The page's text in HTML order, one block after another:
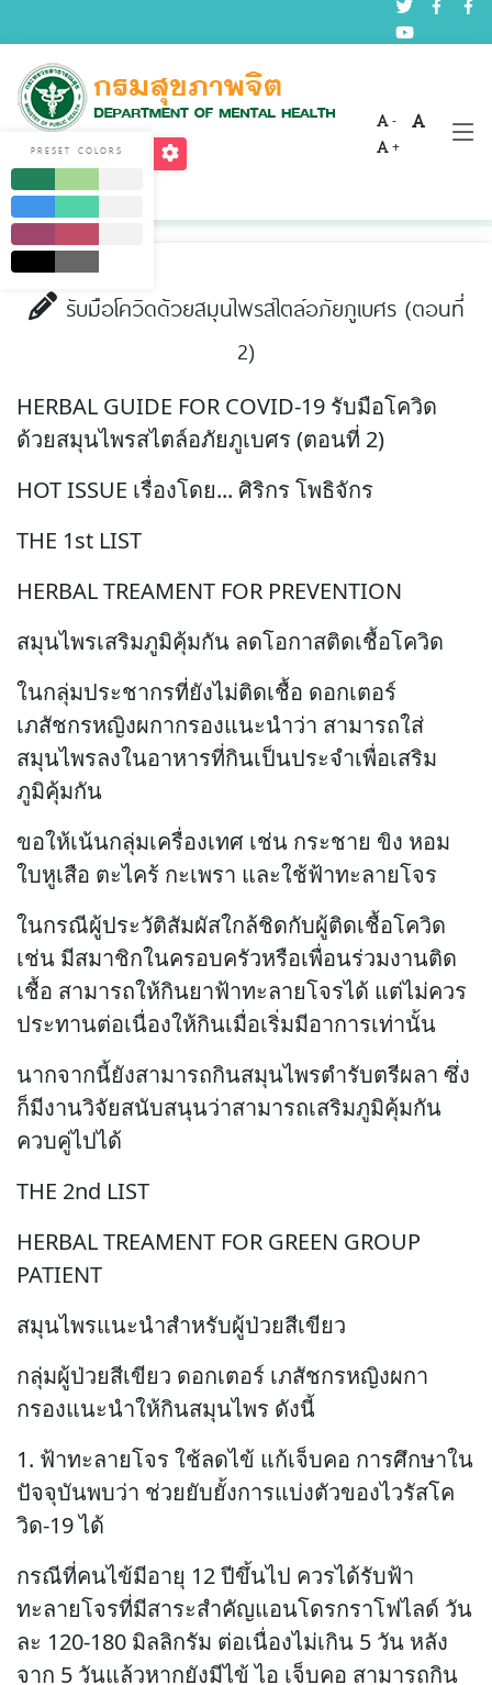
-
+
บทความด้านสุขภาพจิต
Home บริการ
รับมือโควิดด้วยสมุนไพรสไตล์อภัยภูเบศร (ตอนที่
2)
HERBAL GUIDE FOR COVID-19 รับมือโควิด
ด้วยสมุนไพรสไตล์อภัยภูเบศร (ตอนที่ 2)
HOT ISSUE เรื่องโดย... ศิริกร โพธิจักร
THE 1st LIST
HERBAL TREAMENT FOR PREVENTION
สมุนไพรเสริมภูมิคุ้มกัน ลดโอกาสติดเชื้อโควิด
ในกลุ่มประชากรที่ยังไม่ติดเชื้อ ดอกเตอร์
เภสัชกรหญิงผกากรองแนะนำว่า สามารถใส่
สมุนไพรลงในอาหารที่กินเป็นประจำเพื่อเสริม
ภูมิคุ้มกัน
ขอให้เน้นกลุ่มเครื่องเทศ เช่น กระชาย ขิง หอม
ใบหูเสือ ตะไคร้ กะเพรา และใช้ฟ้าทะลายโจร
ในกรณีผู้ประวัติสัมผัสใกล้ชิดกับผู้ติดเชื้อโควิด
เช่น มีสมาชิกในครอบครัวหรือเพื่อนร่วมงานติด
เชื้อ สามารถให้กินยาฟ้าทะลายโจรได้ แต่ไม่ควร
ประทานต่อเนื่องให้กินเมื่อเริ่มมีอาการเท่านั้น
นากจากนี้ยังสามารถกินสมุนไพรตำรับตรีผลา ซึ่ง
ก็มีงานวิจัยสนับสนุนว่าสามารถเสริมภูมิคุ้มกัน
ควบคู่ไปได้
THE 2nd LIST
HERBAL TREAMENT FOR GREEN GROUP
PATIENT
สมุนไพรแนะนำสำหรับผู้ป่วยสีเขียว
กลุ่มผู้ป่วยสีเขียว ดอกเตอร์ เภสัชกรหญิงผกา
กรองแนะนำให้กินสมุนไพร ดังนี้
1. ฟ้าทะลายโจร ใช้ลดไข้ แก้เจ็บคอ การศึกษาใน
ปัจจุบันพบว่า ช่วยยับยั้งการแบ่งตัวของไวรัสโค
วิด-19 ได้
กรณีที่คนไข้มีอายุ 12 ปีขึ้นไป ควรได้รับฟ้า
ทะลายโจรที่มีสาระสำคัญแอนโดรกราโฟไลด์ วัน
ละ 120-180 มิลลิกรัม ต่อเนื่องไม่เกิน 5 วัน หลัง
จาก 5 วันแล้วหากยังมีไข้ ไอ เจ็บคอ สามารถกิน
PRESET COLORS